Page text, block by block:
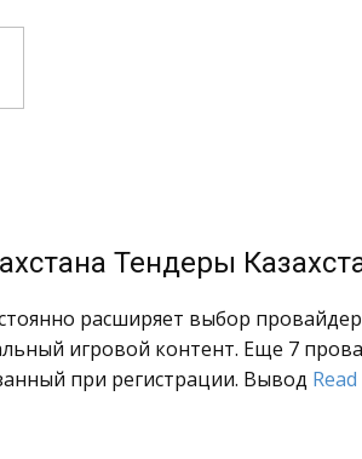
Тендеры
расширяет выбор
игровой контент. Еще 7
при регистрации. Вывод